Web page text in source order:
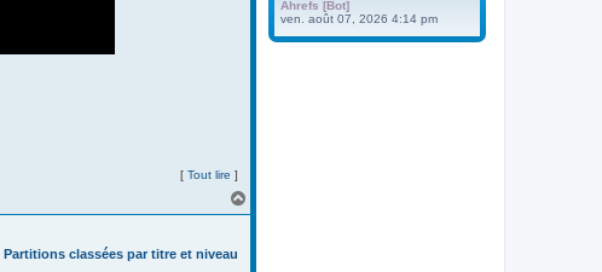
[ Tout lire ]
a
Partitions classées par titre et niveau
Ahrefs [Bot]
ven. août 07, 2026 4:14 pm